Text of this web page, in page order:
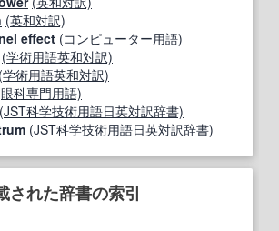
(英和対訳)
effect (コンピューター用語)
(学術用語英和対訳)
(学術用語英和対訳)
科専門用語)
(JST科学技術用語日英対訳辞書)
(JST科学技術用語日英対訳辞書)
された辞書の索引